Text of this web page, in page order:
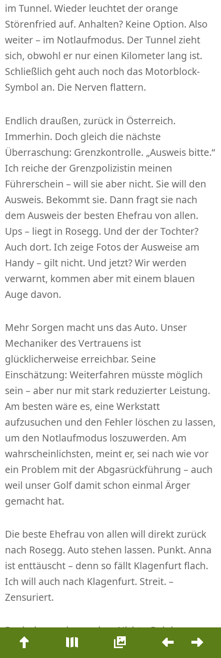
Beitrags-
Navigation
im Tunnel. Wieder leuchtet der orange
Störenfried auf. Anhalten? Keine Option. Also
weiter – im Notlaufmodus. Der Tunnel zieht
sich, obwohl er nur einen Kilometer lang ist.
Schließlich geht auch noch das Motorblock-
Symbol an. Die Nerven flattern.
Endlich draußen, zurück in Österreich.
Immerhin. Doch gleich die nächste
Überraschung: Grenzkontrolle. „Ausweis bitte.“
Ich reiche der Grenzpolizistin meinen
Führerschein – will sie aber nicht. Sie will den
Ausweis. Bekommt sie. Dann fragt sie nach
dem Ausweis der besten Ehefrau von allen.
Ups – liegt in Rosegg. Und der der Tochter?
Auch dort. Ich zeige Fotos der Ausweise am
Handy – gilt nicht. Und jetzt? Wir werden
verwarnt, kommen aber mit einem blauen
Auge davon.
Mehr Sorgen macht uns das Auto. Unser
Mechaniker des Vertrauens ist
glücklicherweise erreichbar. Seine
Einschätzung: Weiterfahren müsste möglich
sein – aber nur mit stark reduzierter Leistung.
Am besten wäre es, eine Werkstatt
aufzusuchen und den Fehler löschen zu lassen,
um den Notlaufmodus loszuwerden. Am
wahrscheinlichsten, meint er, sei nach wie vor
ein Problem mit der Abgasrückführung – auch
weil unser Golf damit schon einmal Ärger
gemacht hat.
Die beste Ehefrau von allen will direkt zurück
nach Rosegg. Auto stehen lassen. Punkt. Anna
ist enttäuscht – denn so fällt Klagenfurt flach.
Ich will auch nach Klagenfurt. Streit. –
Zensuriert.
Doch dann, wie aus dem Nichts: Bei der
Einfahrt in Klagenfurt plötzlich ein Schild: „KFZ-